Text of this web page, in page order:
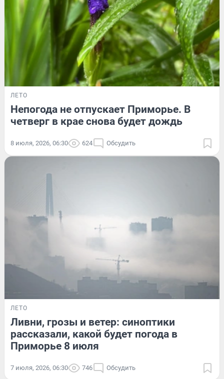
ЛЕТО
Непогода не отпускает Приморье. В
четверг в крае снова будет дождь
8 июля, 2026, 06:30 624 Обсудить
ЛЕТО
Ливни, грозы и ветер: синоптики
рассказали, какой будет погода в
Приморье 8 июля
7 июля, 2026, 06:30 746 Обсудить